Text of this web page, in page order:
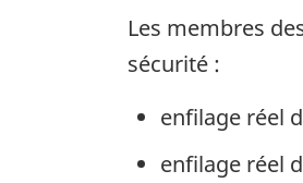
Les membres
sécurité :
enfilage réel
enfilage réel